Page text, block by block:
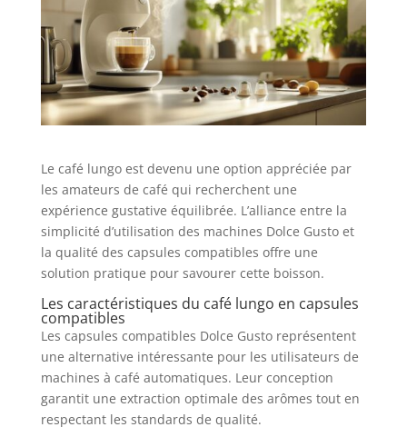
Le café lungo est devenu une option appréciée par
les amateurs de café qui recherchent une
expérience gustative équilibrée. L’alliance entre la
simplicité d’utilisation des machines Dolce Gusto et
la qualité des capsules compatibles offre une
solution pratique pour savourer cette boisson.
Les caractéristiques du café lungo en capsules
compatibles
Les capsules compatibles Dolce Gusto représentent
une alternative intéressante pour les utilisateurs de
machines à café automatiques. Leur conception
garantit une extraction optimale des arômes tout en
respectant les standards de qualité.